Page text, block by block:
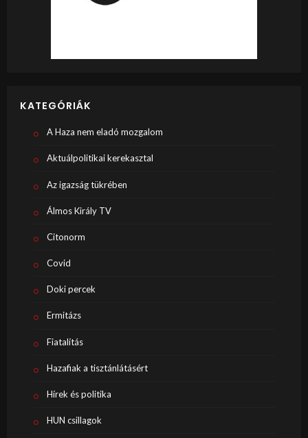
KATEGÓRIÁK
A Haza nem eladó mozgalom
Aktuálpolitikai kerekasztal
Az igazság tükrében
Álmos Király TV
Citonorm
Covid
Doki percek
Ermitázs
Fiatalítás
Hazafiak a tisztánlátásért
Hírek és politika
HUN csillagok